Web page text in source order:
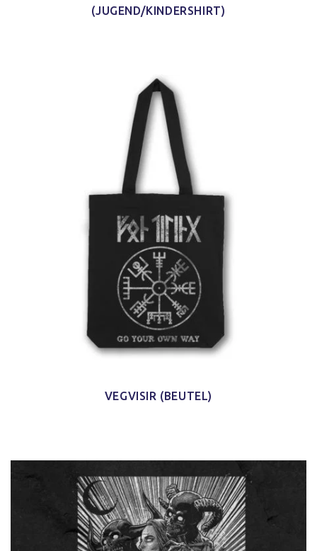
(JUGEND/KINDERSHIRT)
VEGVISIR (BEUTEL)